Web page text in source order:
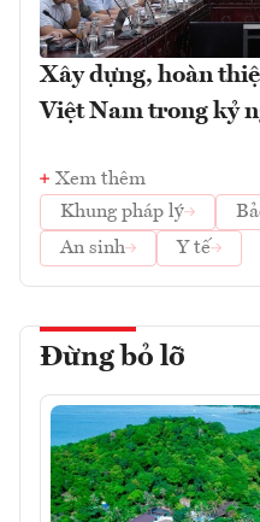
Xây dựng, hoàn
Việt Nam trong kỷ
Xem thêm
Khung pháp lý
An sinh
Y tế
Đừng bỏ lỡ